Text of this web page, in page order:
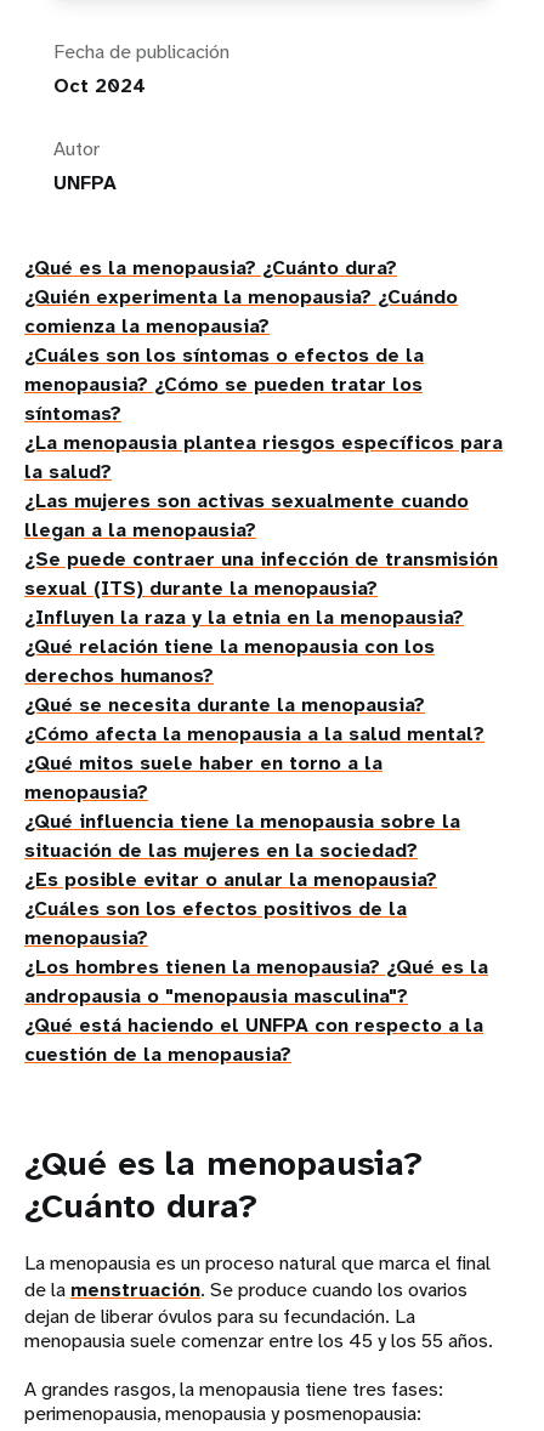
Fecha de publicación
Oct 2024
Autor
UNFPA
¿Qué es la menopausia? ¿Cuánto dura?
¿Quién experimenta la menopausia? ¿Cuándo
comienza la menopausia?
¿Cuáles son los síntomas o efectos de la
menopausia? ¿Cómo se pueden tratar los
síntomas?
¿La menopausia plantea riesgos específicos para
la salud?
¿Las mujeres son activas sexualmente cuando
llegan a la menopausia?
¿Se puede contraer una infección de transmisión
sexual (ITS) durante la menopausia?
¿Influyen la raza y la etnia en la menopausia?
¿Qué relación tiene la menopausia con los
derechos humanos?
¿Qué se necesita durante la menopausia?
¿Cómo afecta la menopausia a la salud mental?
¿Qué mitos suele haber en torno a la
menopausia?
¿Qué influencia tiene la menopausia sobre la
situación de las mujeres en la sociedad?
¿Es posible evitar o anular la menopausia?
¿Cuáles son los efectos positivos de la
menopausia?
¿Los hombres tienen la menopausia? ¿Qué es la
andropausia o "menopausia masculina"?
¿Qué está haciendo el UNFPA con respecto a la
cuestión de la menopausia?
¿Qué es la menopausia?
¿Cuánto dura?
La menopausia es un proceso natural que marca el final
de la menstruación. Se produce cuando los ovarios
dejan de liberar óvulos para su fecundación. La
menopausia suele comenzar entre los 45 y los 55 años.
A grandes rasgos, la menopausia tiene tres fases:
perimenopausia, menopausia y posmenopausia: